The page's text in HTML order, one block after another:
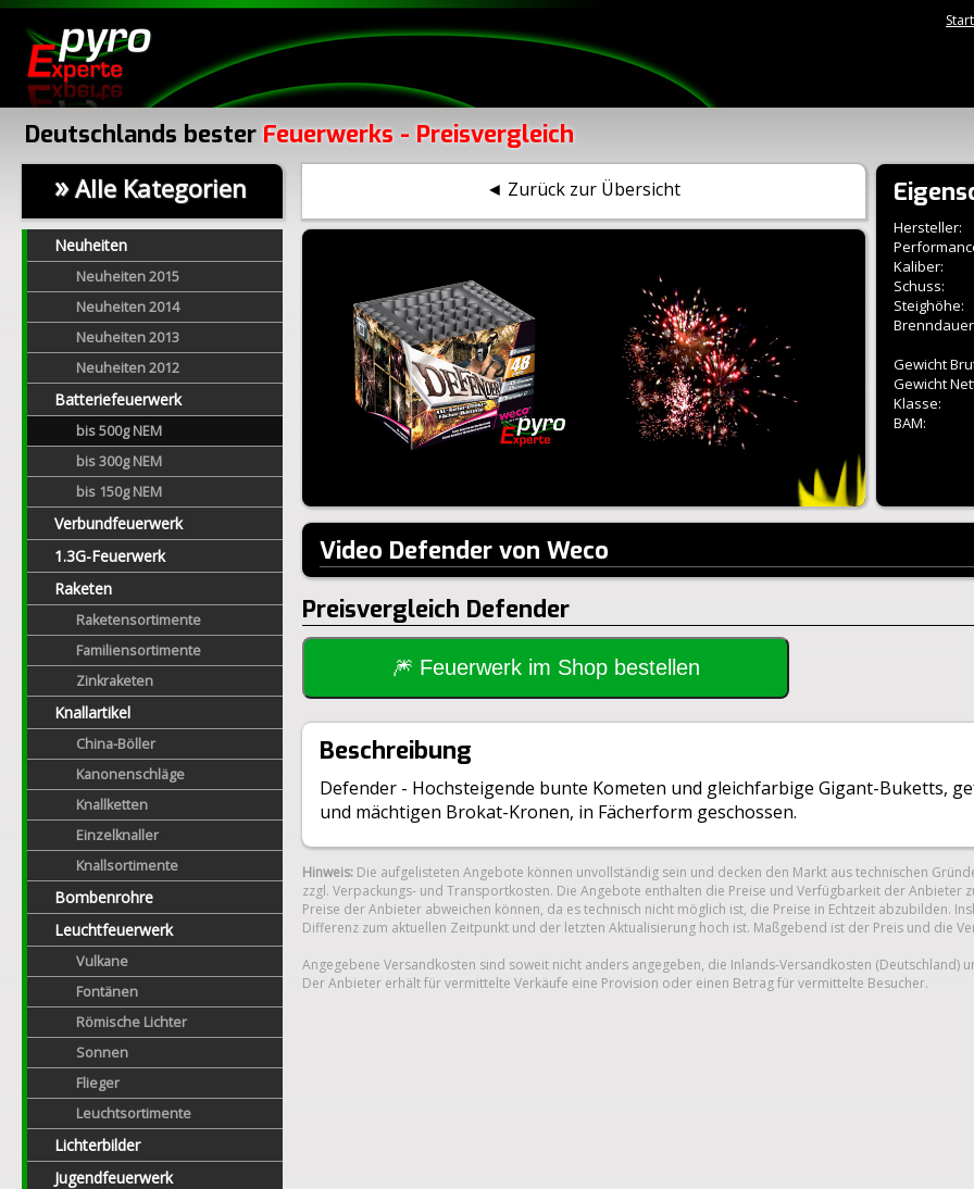
Deutschlands bester Feuerwerks - Preisvergleich
»Alle Kategorien
Neuheiten
Neuheiten 2015
Neuheiten 2014
Neuheiten 2013
Neuheiten 2012
Batteriefeuerwerk
bis 500g NEM
bis 300g NEM
bis 150g NEM
Verbundfeuerwerk
1.3G-Feuerwerk
Raketen
Raketensortimente
Familiensortimente
Zinkraketen
Knallartikel
China-Böller
Kanonenschläge
Knallketten
Einzelknaller
Knallsortimente
Bombenrohre
Leuchtfeuerwerk
Vulkane
Fontänen
Römische Lichter
Sonnen
Flieger
Leuchtsortimente
Lichterbilder
Jugendfeuerwerk
◄ Zurück zur Übersicht
Hersteller:
Kaliber:
Schuss:
Steighöhe:
Gewicht
Gewicht
Klasse:
BAM:
Video Defender von Weco
Preisvergleich Defender
🎆 Feuerwerk im Shop bestellen
Beschreibung
Defender - Hochsteigende bunte Kometen und gleichfarbige Gigant-Buketts,
und mächtigen Brokat-Kronen, in Fächerform geschossen.
Hinweis: Die aufgelisteten Angebote können unvollständig sein und decken den Markt aus technischen
zzgl. Verpackungs- und Transportkosten. Die Angebote enthalten die Preise und Verfügbarkeit der Anbieter
Preise der Anbieter abweichen können, da es technisch nicht möglich ist, die Preise in Echtzeit abzubilden.
Differenz zum aktuellen Zeitpunkt und der letzten Aktualisierung hoch ist. Maßgebend ist der Preis und die
Angegebene Versandkosten sind soweit nicht anders angegeben, die Inlands-Versandkosten (Deutschland)
Der Anbieter erhält für vermittelte Verkäufe eine Provision oder einen Betrag für vermittelte Besucher.